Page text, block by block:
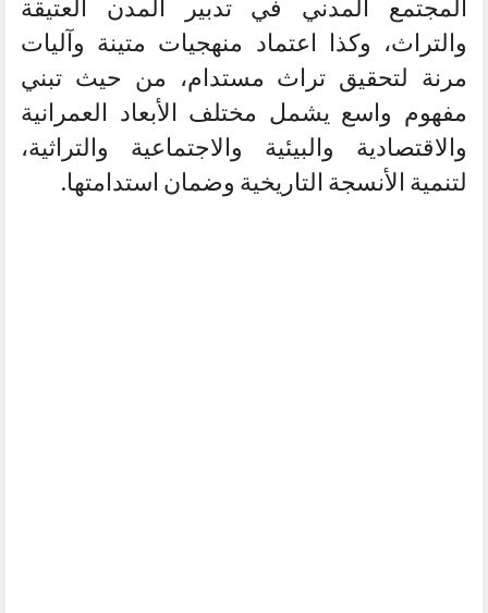
المجتمع المدني في تدبير المدن العتيقة
والتراث، وكذا اعتماد منهجيات متينة وآليات
مرنة لتحقيق تراث مستدام، من حيث تبني
مفهوم واسع يشمل مختلف الأبعاد العمرانية
والاقتصادية والبيئية والاجتماعية والتراثية،
لتنمية الأنسجة التاريخية وضمان استدامتها.